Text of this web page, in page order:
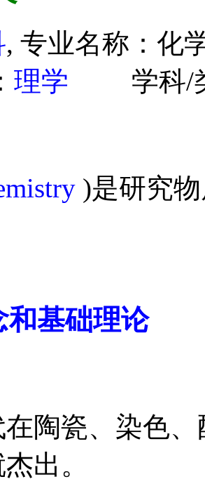
, 专业名称：
理学 学科/类
)是研究
和基础理论
陶瓷、染色
出。